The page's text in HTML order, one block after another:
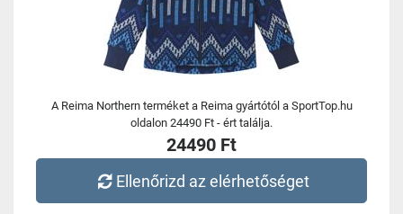
A Reima Northern terméket a Reima gyártótól a SportTop.hu
oldalon 24490 Ft - ért találja.
24490 Ft
Ellenőrizd az elérhetőséget